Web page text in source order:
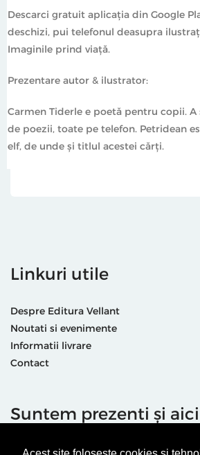
Descarci gratuit aplicația din Google
deschizi, pui telefonul deasupra
Imaginile prind viață.
Prezentare autor & ilustrator:
Carmen Tiderle e poetă pentru copii. A
de poezii, toate pe telefon. Petridean
elf, de unde și titlul acestei cărți.
Linkuri utile
Despre Editura Vellant
Noutati si evenimente
Informatii livrare
Contact
Suntem prezenti și aici